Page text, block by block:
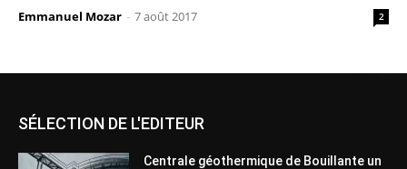
Emmanuel Mozar - 7 août 2017 2
SÉLECTION DE L'EDITEUR
Centrale géothermique de Bouillante un